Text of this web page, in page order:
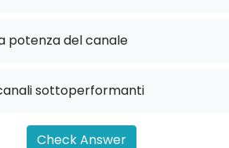
potenza del canale
sottoperformanti
Check Answer